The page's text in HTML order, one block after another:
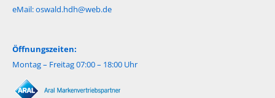
eMail:oswald.hdh@web.de
Öffnungszeiten:
Montag – Freitag 07:00 – 18:00 Uhr